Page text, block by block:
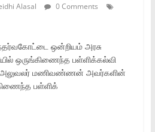
Alasal
0 Comments
ஒன்றியம் அரசு
ஒருங்கிணைந்த பள்ளிக்கல்வி
அலுவலர் மணிவண்ணன் அவர்களின்
பள்ளிக்